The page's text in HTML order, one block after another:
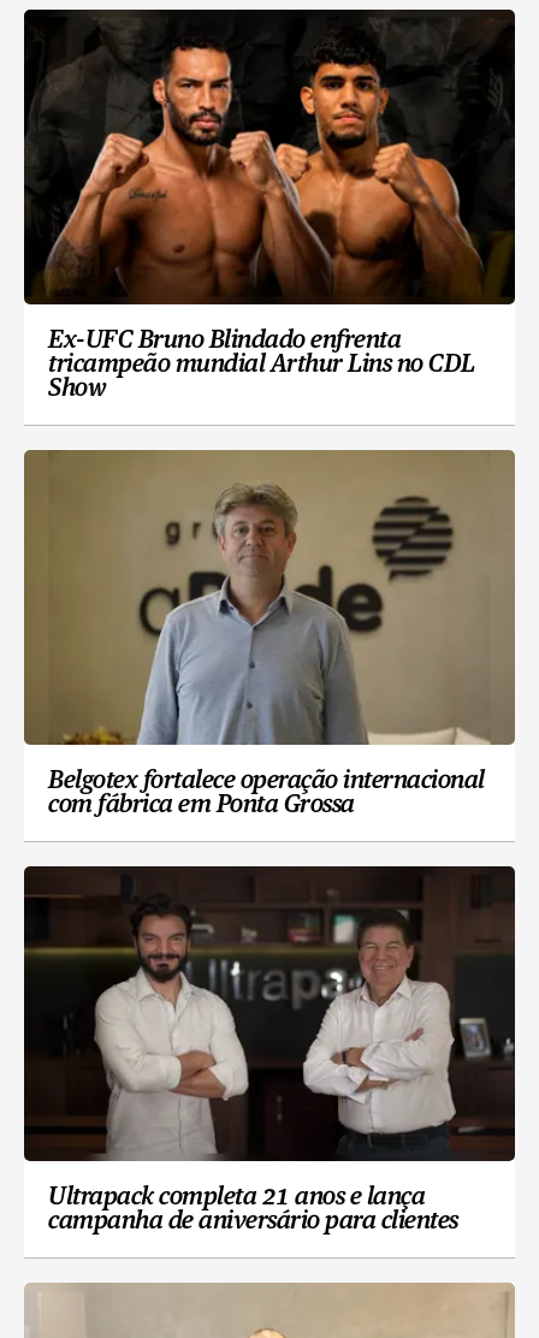
Ex-UFC Bruno Blindado enfrenta
tricampeão mundial Arthur Lins no CDL
Show
Belgotex fortalece operação internacional
com fábrica em Ponta Grossa
Ultrapack completa 21 anos e lança
campanha de aniversário para clientes